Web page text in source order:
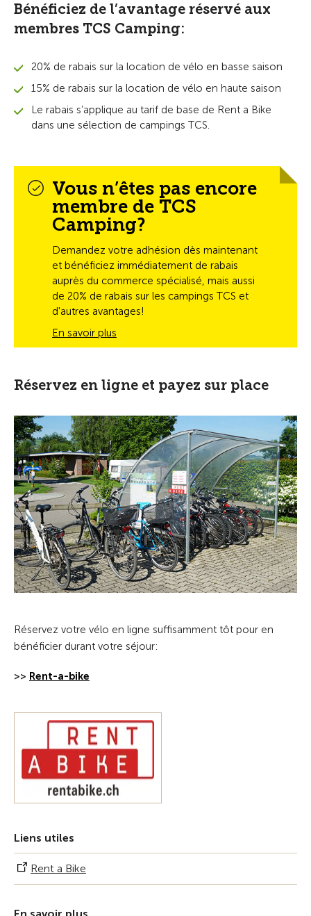
Bénéficiez de l’avantage réservé aux
membres TCS Camping:
20% de rabais sur la location de vélo en basse saison
15% de rabais sur la location de vélo en haute saison
Le rabais s’applique au tarif de base de Rent a Bike
dans une sélection de campings TCS.
Vous n’êtes pas encore
membre de TCS
Camping?
Demandez votre adhésion dès maintenant
et bénéficiez immédiatement de rabais
auprès du commerce spécialisé, mais aussi
de 20% de rabais sur les campings TCS et
d'autres avantages!
En savoir plus
Réservez en ligne et payez sur place
Réservez votre vélo en ligne suffisamment tôt pour en
bénéficier durant votre séjour:
>> Rent-a-bike
Liens utiles
Rent a Bike